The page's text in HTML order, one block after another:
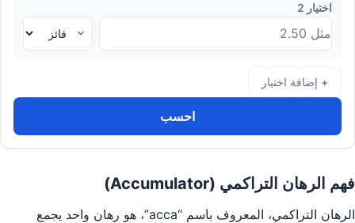
اختيار 2
+ إضافة اختيار
احسب
فهم الرهان التراكمي (Accumulator)
الرهان التراكمي، المعروف باسم “acca”، هو رهان واحد يجمع